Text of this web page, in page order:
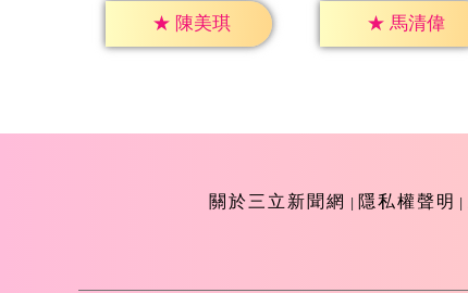
★ 陳美琪 ★ 馬清偉
關於三立新聞網 隱私權聲明